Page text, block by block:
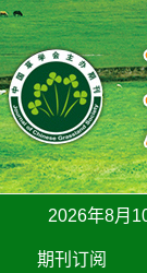
2026年8月
期刊订阅